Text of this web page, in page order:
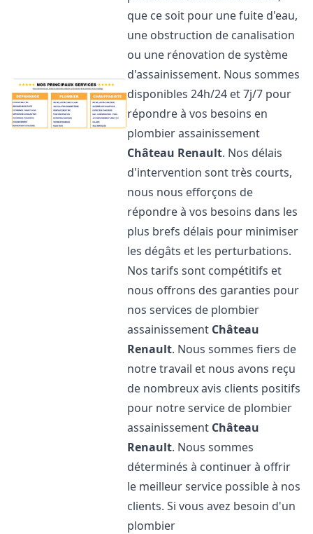
que ce soit pour une fuite d'eau,
une obstruction de canalisation
ou une rénovation de système
d'assainissement. Nous sommes
disponibles 24h/24 et 7j/7 pour
répondre à vos besoins en
plombier assainissement
Château Renault. Nos délais
d'intervention sont très courts,
nous nous efforçons de
répondre à vos besoins dans les
plus brefs délais pour minimiser
les dégâts et les perturbations.
Nos tarifs sont compétitifs et
nous offrons des garanties pour
nos services de plombier
assainissement Château
Renault. Nous sommes fiers de
notre travail et nous avons reçu
de nombreux avis clients positifs
pour notre service de plombier
assainissement Château
Renault. Nous sommes
déterminés à continuer à offrir
le meilleur service possible à nos
clients. Si vous avez besoin d'un
plombier